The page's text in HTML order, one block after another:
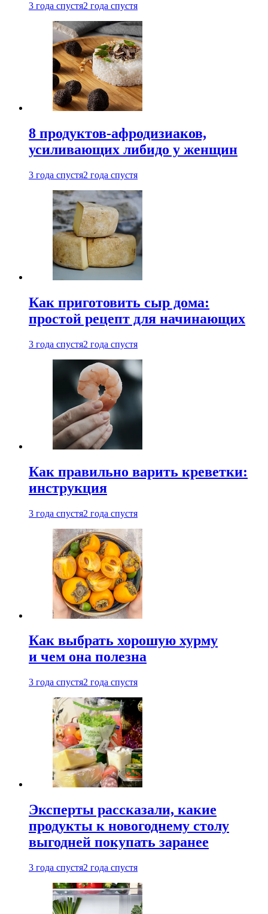
3 года спустя2 года спустя
8 продуктов-афродизиаков,
усиливающих либидо у женщин
3 года спустя2 года спустя
Как приготовить сыр дома:
простой рецепт для начинающих
3 года спустя2 года спустя
Как правильно варить креветки:
инструкция
3 года спустя2 года спустя
Как выбрать хорошую хурму
и чем она полезна
3 года спустя2 года спустя
Эксперты рассказали, какие
продукты к новогоднему столу
выгодней покупать заранее
3 года спустя2 года спустя